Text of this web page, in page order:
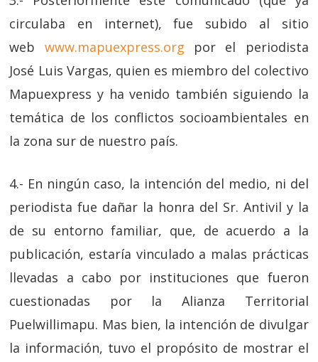
circulaba en internet), fue subido al sitio
web www.mapuexpress.org por el periodista
José Luis Vargas, quien es miembro del colectivo
Mapuexpress y ha venido también siguiendo la
temática de los conflictos socioambientales en
la zona sur de nuestro país.
4.- En ningún caso, la intención del medio, ni del
periodista fue dañar la honra del Sr. Antivil y la
de su entorno familiar, que, de acuerdo a la
publicación, estaría vinculado a malas prácticas
llevadas a cabo por instituciones que fueron
cuestionadas por la Alianza Territorial
Puelwillimapu. Mas bien, la intención de divulgar
la información, tuvo el propósito de mostrar el